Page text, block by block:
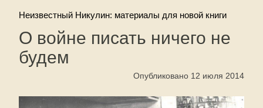
Неизвестный Никулин: материалы для новой книги
О войне писать ничего не
будем
Опубликовано 12 июля 2014